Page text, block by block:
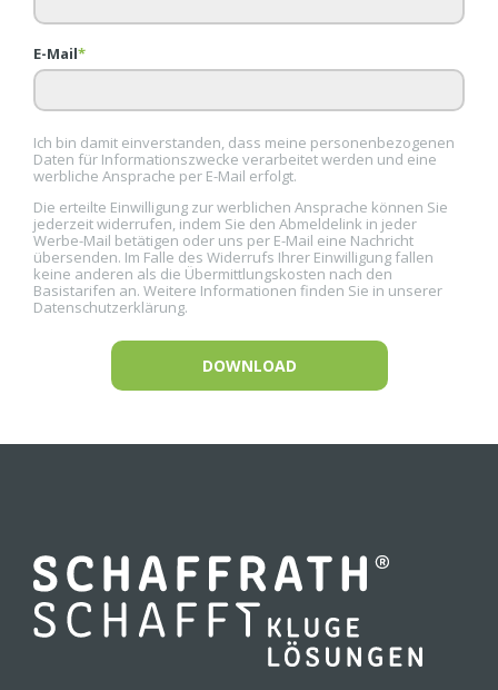
E-Mail*
Ich bin damit einverstanden, dass meine personenbezogenen
Daten für Informationszwecke verarbeitet werden und eine
werbliche Ansprache per E-Mail erfolgt.
Die erteilte Einwilligung zur werblichen Ansprache können Sie
jederzeit widerrufen, indem Sie den Abmeldelink in jeder
Werbe-Mail betätigen oder uns per E-Mail eine Nachricht
übersenden. Im Falle des Widerrufs Ihrer Einwilligung fallen
keine anderen als die Übermittlungskosten nach den
Basistarifen an. Weitere Informationen finden Sie in unserer
Datenschutzerklärung.